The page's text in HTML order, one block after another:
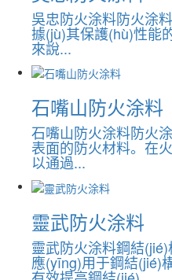
吳忠防火涂料防火涂
據(jù)其保護(hù)性能
來說...
石嘴山防火涂料
石嘴山防火涂料防火
表面的防火材料。在
以通過...
靈武防火涂料
靈武防火涂料鋼結
應(yīng)用于鋼結(jié)